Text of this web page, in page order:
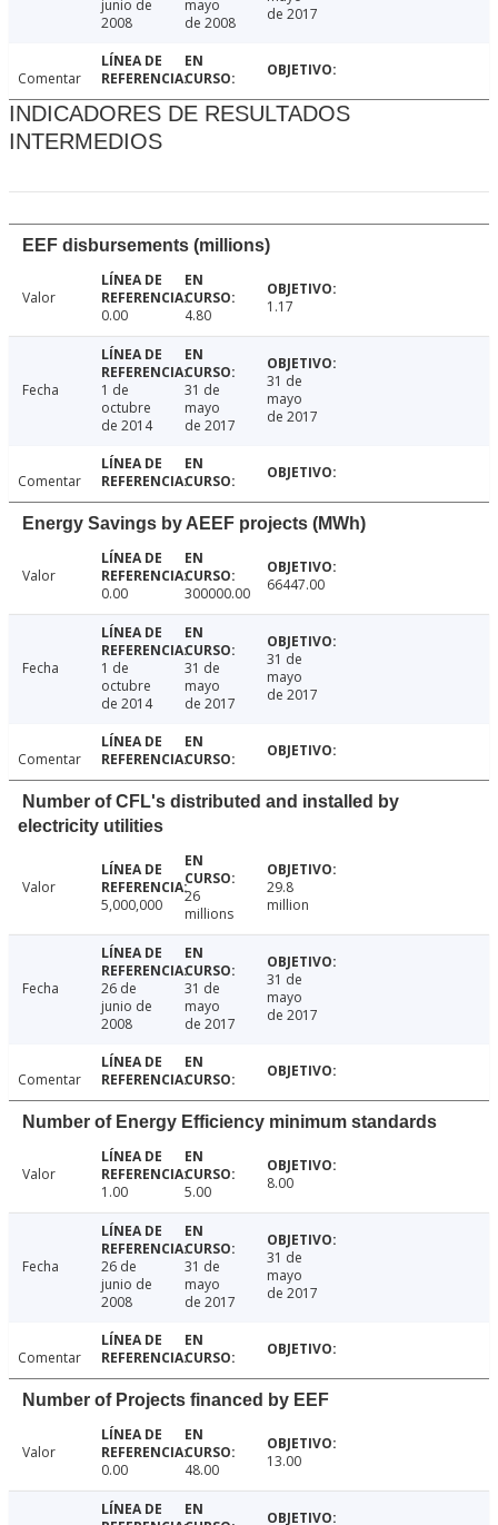
junio de
2008
mayo
de 2008
de 2017
Comentar
INDICADORES DE RESULTADOS
INTERMEDIOS
EEF disbursements (millions)
Valor
0.00
4.80 1.17
Fecha
1 de
octubre
de 2014
31 de
mayo
de 2017
31 de
mayo
de 2017
Comentar
Energy Savings by AEEF projects (MWh)
Valor
0.00
300000.00 66447.00
Fecha
1 de
octubre
de 2014
31 de
mayo
de 2017
31 de
mayo
de 2017
Comentar
Number of CFL's distributed and installed by
electricity utilities
Valor
5,000,000
26
millions
29.8
million
Fecha
26 de
junio de
2008
31 de
mayo
de 2017
31 de
mayo
de 2017
Comentar
Number of Energy Efficiency minimum standards
Valor
1.00
5.00 8.00
Fecha
26 de
junio de
2008
31 de
mayo
de 2017
31 de
mayo
de 2017
Comentar
Number of Projects financed by EEF
Valor
0.00
48.00 13.00